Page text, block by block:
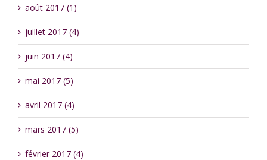
août 2017 (1)
juillet 2017 (4)
juin 2017 (4)
mai 2017 (5)
avril 2017 (4)
mars 2017 (5)
février 2017 (4)